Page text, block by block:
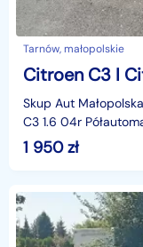
Tarnów, małopolskie
Citroen C3 I
Skup Aut
C3 1.6 04r
hbLiczba miejsc:
1 950zł